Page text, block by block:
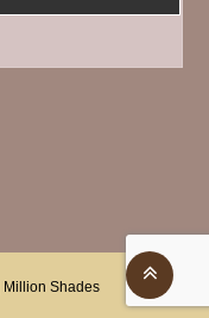
Million Shades